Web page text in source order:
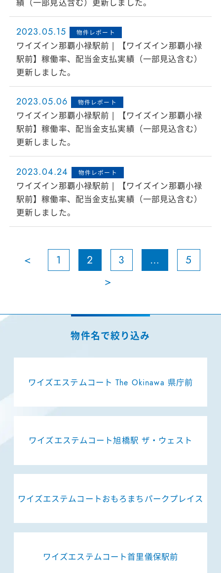
ワイズエステムコート The Okinawa 県庁前
ワイズエステムコート旭橋駅 ザ・ウェスト
ワイズエステムコートおもろまちパークプレイス
ワイズエステムコート首里儀保駅前
績（一部見込含む）更新しました。
2023.05.15 物件レポート
ワイズイン那覇小禄駅前 | 【ワイズイン那覇小禄
駅前】稼働率、配当金支払実績（一部見込含む）
更新しました。
2023.05.06 物件レポート
ワイズイン那覇小禄駅前 | 【ワイズイン那覇小禄
駅前】稼働率、配当金支払実績（一部見込含む）
更新しました。
2023.04.24 物件レポート
ワイズイン那覇小禄駅前 | 【ワイズイン那覇小禄
駅前】稼働率、配当金支払実績（一部見込含む）
更新しました。
< 1 2 3 …
5
>